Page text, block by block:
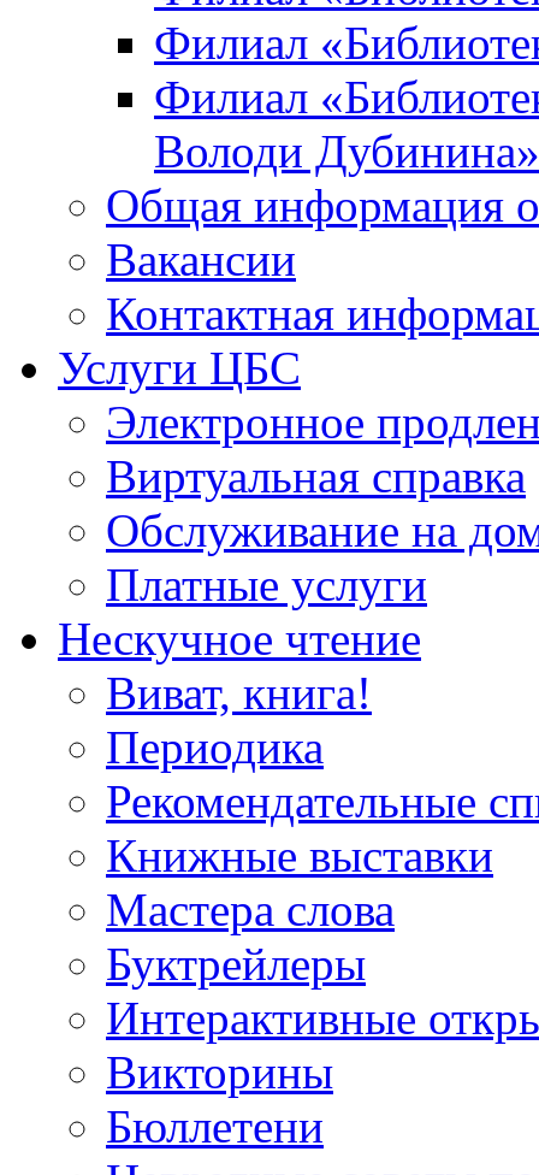
Филиал
Филиал
Володи Дубинина»
Общая информация
Вакансии
Контактная
Услуги ЦБС
Электронное
Виртуальная справка
Обслуживание на
Платные услуги
Нескучное чтение
Виват, книга!
Периодика
Рекомендательные
Книжные выставки
Мастера слова
Буктрейлеры
Интерактивные
Викторины
Бюллетени